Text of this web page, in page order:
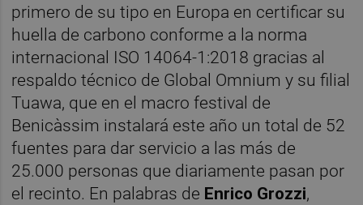
primero de su tipo en Europa en certificar su
huella de carbono conforme a la norma
internacional ISO 14064-1:2018 gracias al
respaldo técnico de Global Omnium y su filial
Tuawa, que en el macro festival de
Benicàssim instalará este año un total de 52
fuentes para dar servicio a las más de
25.000 personas que diariamente pasan por
el recinto. En palabras de Enrico Grozzi,